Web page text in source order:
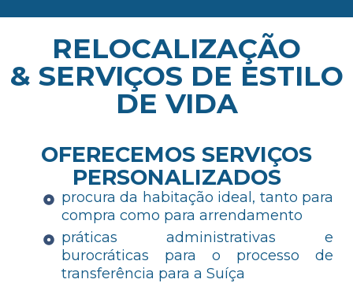
RELOCALIZAÇÃO
& SERVIÇOS DE ESTILO
DE VIDA
OFERECEMOS SERVIÇOS
PERSONALIZADOS
procura da habitação ideal, tanto para
compra como para arrendamento
práticas administrativas e
burocráticas para o processo de
transferência para a Suíça